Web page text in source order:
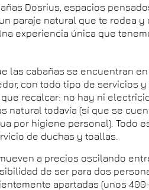
Dosrius, espacios
paraje natural que te rodea y
experiencia única que
las cabañas se encuentran
con todo tipo de servicios
recalcar: no hay ni
natural todavía (sí que se
por higiene personal). Todo
de duchas y toallas.
a precios oscilando
de ser para dos
apartadas (unos